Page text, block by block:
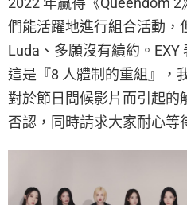
們能活躍地進行組合活動，
Luda、多願沒有續約。
這是『8 人體制的重組』，
對於節日問候影片而引起的
否認，同時請求大家耐心等